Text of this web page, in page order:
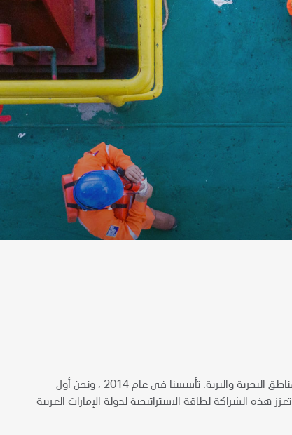
نحن شركة التنقيب والإنتاج الرائدة في أدنوك والمكلفون بقيادة تطوير الحقول الثانوية في المناطق البحرية والبرية. تأسسنا في عام 2014 ، ونحن أول
بين أدنوك (60٪) ومؤسسة البترول الوطنية الصينية (سي إن بي سي - 40٪). تعزز هذه الشراكة لطاقة الاستراتيجية لدولة الإمارات العربية